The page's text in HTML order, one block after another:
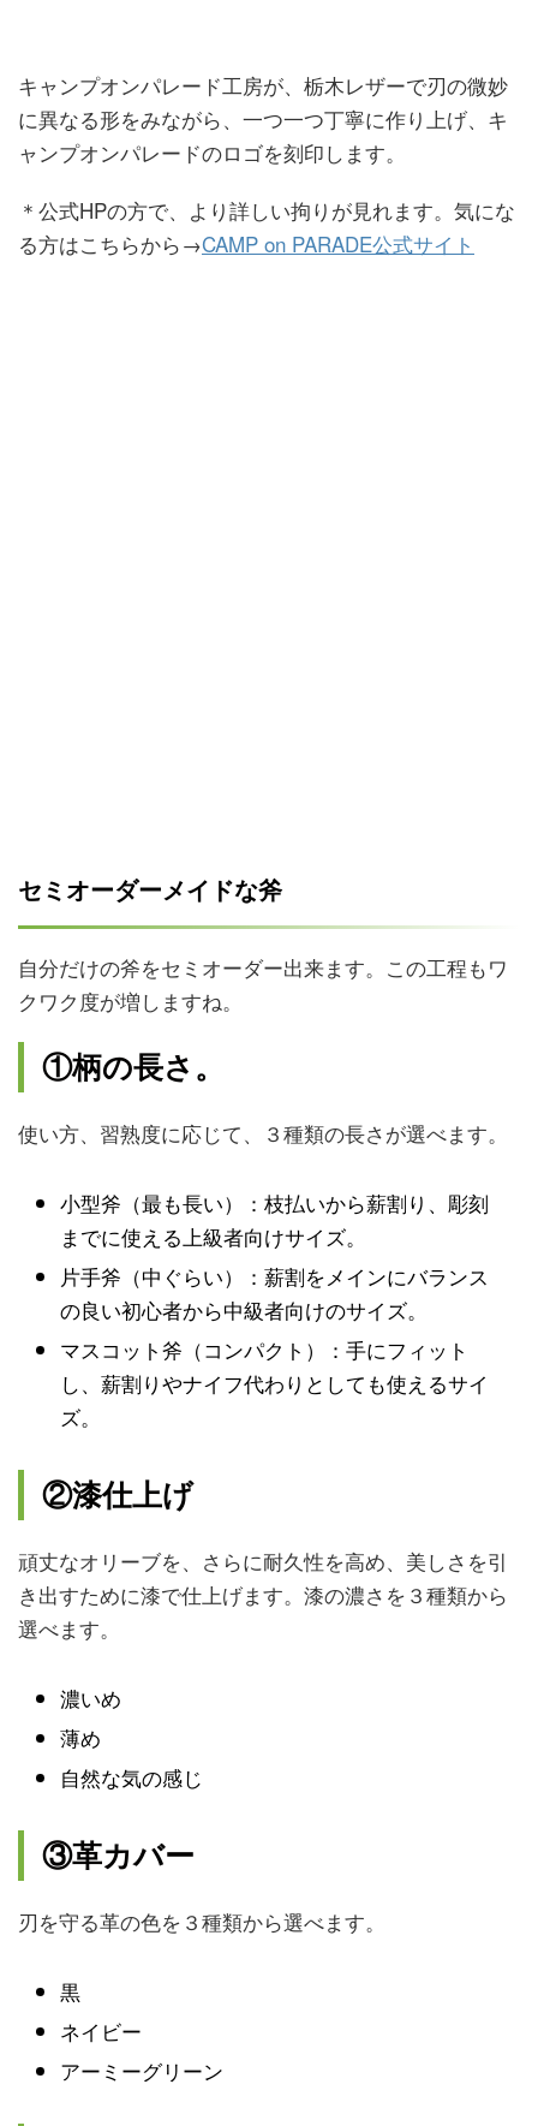
キャンプオンパレード工房が、栃木レザーで刃の微妙
に異なる形をみながら、一つ一つ丁寧に作り上げ、キ
ャンプオンパレードのロゴを刻印します。
＊公式HPの方で、より詳しい拘りが見れます。気にな
る方はこちらから→CAMP on PARADE公式サイト
セミオーダーメイドな斧
自分だけの斧をセミオーダー出来ます。この工程もワ
クワク度が増しますね。
①柄の長さ。
使い方、習熟度に応じて、３種類の長さが選べます。
小型斧（最も長い）：枝払いから薪割り、彫刻
までに使える上級者向けサイズ。
片手斧（中ぐらい）：薪割をメインにバランス
の良い初心者から中級者向けのサイズ。
マスコット斧（コンパクト）：手にフィット
し、薪割りやナイフ代わりとしても使えるサイ
ズ。
②漆仕上げ
頑丈なオリーブを、さらに耐久性を高め、美しさを引
き出すために漆で仕上げます。漆の濃さを３種類から
選べます。
濃いめ
薄め
自然な気の感じ
③革カバー
刃を守る革の色を３種類から選べます。
黒
ネイビー
アーミーグリーン